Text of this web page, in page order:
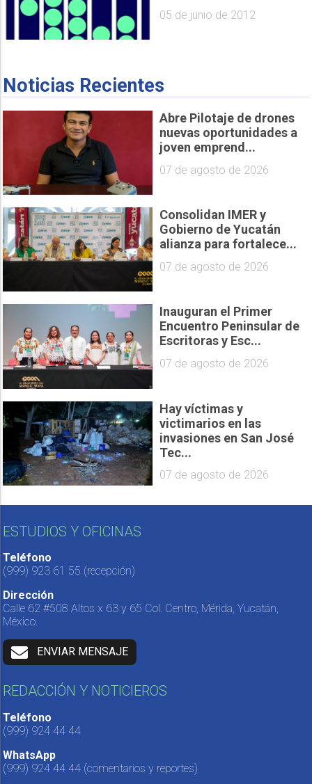
05 de junio de 2012
Noticias Recientes
Abre Pilotaje de drones
nuevas oportunidades a
joven emprend...
07 de agosto de 2026
Consolidan IMER y
Gobierno de Yucatán
alianza para fortalece...
07 de agosto de 2026
Inauguran el Primer
Encuentro Peninsular de
Escritoras y Esc...
07 de agosto de 2026
Hay víctimas y
victimarios en las
invasiones en San José
Tec...
07 de agosto de 2026
ESTUDIOS Y OFICINAS
Teléfono
(999) 923 61 55 (recepción)
Dirección
Calle 62 #508 Altos x 63 y 65 Col. Centro, Mérida, Yucatán,
México.
ENVIAR MENSAJE
REDACCIÓN Y NOTICIEROS
Teléfono
(999) 924 44 44
WhatsApp
(999) 924 44 44 (comentarios y reportes)